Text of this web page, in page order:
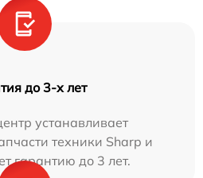
до 3-х лет
устанавливает
техники Sharp и
гарантию до 3 лет.